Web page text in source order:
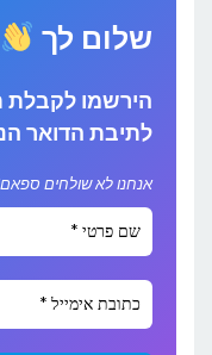
שלום לך
הירשמו לקבלת
לתיבת הדואר
אנחנו לא שולחים